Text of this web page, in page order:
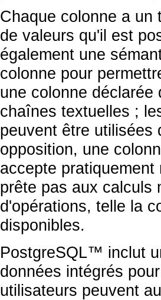
Chaque colonne a un
de valeurs qu'il est
également une
colonne pour
une colonne
chaînes textuelles ;
peuvent être utilisées
opposition, une
accepte
prête pas aux calculs
d'opérations, telle la
disponibles.
PostgreSQL™ inclut
données intégrés
utilisateurs peuvent